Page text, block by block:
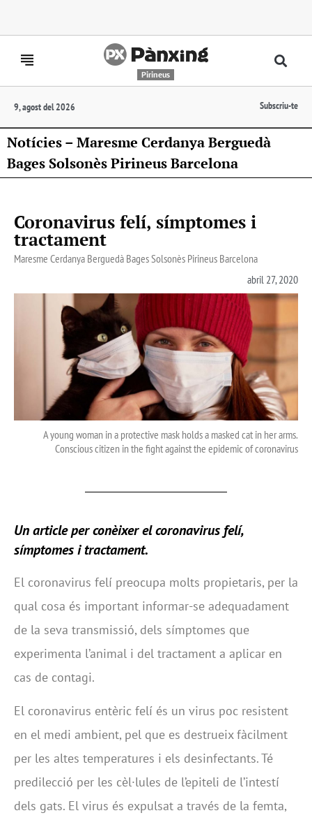
Pirineus
9, agost del 2026 Subscriu-te
Notícies – Maresme Cerdanya Berguedà
Bages Solsonès Pirineus Barcelona
Coronavirus felí, símptomes i
tractament
Maresme Cerdanya Berguedà Bages Solsonès Pirineus Barcelona
abril 27, 2020
A young woman in a protective mask holds a masked cat in her arms.
Conscious citizen in the fight against the epidemic of coronavirus
Un article per conèixer el coronavirus felí,
símptomes i tractament.
El coronavirus felí preocupa molts propietaris, per la
qual cosa és important informar-se adequadament
de la seva transmissió, dels símptomes que
experimenta l’animal i del tractament a aplicar en
cas de contagi.
El coronavirus entèric felí és un virus poc resistent
en el medi ambient, pel que es destrueix fàcilment
per les altes temperatures i els desinfectants. Té
predilecció per les cèl·lules de l’epiteli de l’intestí
dels gats. El virus és expulsat a través de la femta,